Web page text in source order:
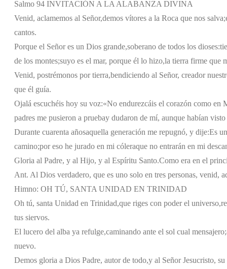
Salmo 94 INVITACIÓN A LA ALABANZA DIVINA
Venid, aclamemos al Señor,demos vítores a la Roca que nos salva;
cantos.
Porque el Señor es un Dios grande,soberano de todos los dioses:
de los montes;suyo es el mar, porque él lo hizo,la tierra firme que
Venid, postrémonos por tierra,bendiciendo al Señor, creador
que él guía.
Ojalá escuchéis hoy su voz:«No endurezcáis el corazón como en
padres me pusieron a pruebay dudaron de mí, aunque habían visto
Durante cuarenta añosaquella generación me repugnó, y dije:Es
camino;por eso he jurado en mi cóleraque no entrarán en mi
Gloria al Padre, y al Hijo, y al Espíritu Santo.Como era en el
Ant. Al Dios verdadero, que es uno solo en tres personas, venid,
Himno: OH TÚ, SANTA UNIDAD EN TRINIDAD
Oh tú, santa Unidad en Trinidad,que riges con poder el universo,
tus siervos.
El lucero del alba ya refulge,caminando ante el sol cual mensajero;
nuevo.
Demos gloria a Dios Padre, autor de todo,y al Señor Jesucristo,